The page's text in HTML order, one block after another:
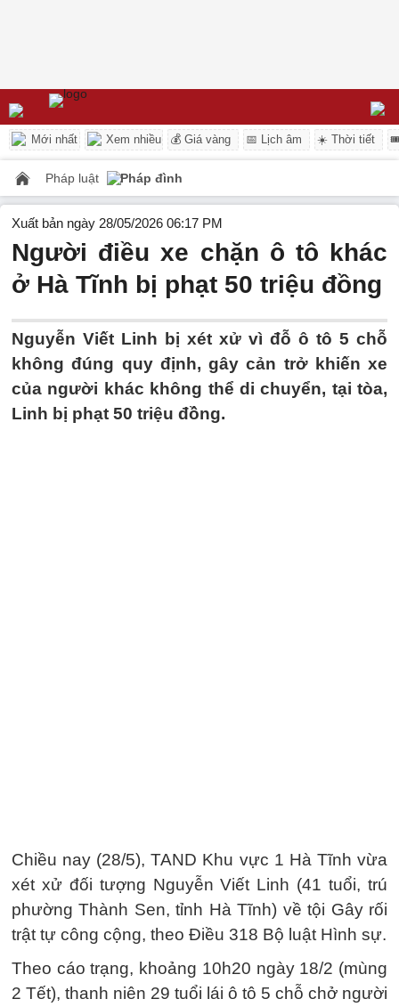
Mới nhất Xem nhiều 💰 Giá vàng 📅 Lịch âm ☀️ Thời tiết
Pháp luật Pháp đình
Xuất bản ngày 28/05/2026 06:17 PM
Người điều xe chặn ô tô khác
ở Hà Tĩnh bị phạt 50 triệu đồng
Nguyễn Viết Linh bị xét xử vì đỗ ô tô 5 chỗ
không đúng quy định, gây cản trở khiến xe
của người khác không thể di chuyển, tại tòa,
Linh bị phạt 50 triệu đồng.
Chiều nay (28/5), TAND Khu vực 1 Hà Tĩnh vừa
xét xử đối tượng Nguyễn Viết Linh (41 tuổi, trú
phường Thành Sen, tỉnh Hà Tĩnh) về tội Gây rối
trật tự công cộng, theo Điều 318 Bộ luật Hình sự.
Theo cáo trạng, khoảng 10h20 ngày 18/2 (mùng
2 Tết), thanh niên 29 tuổi lái ô tô 5 chỗ chở người